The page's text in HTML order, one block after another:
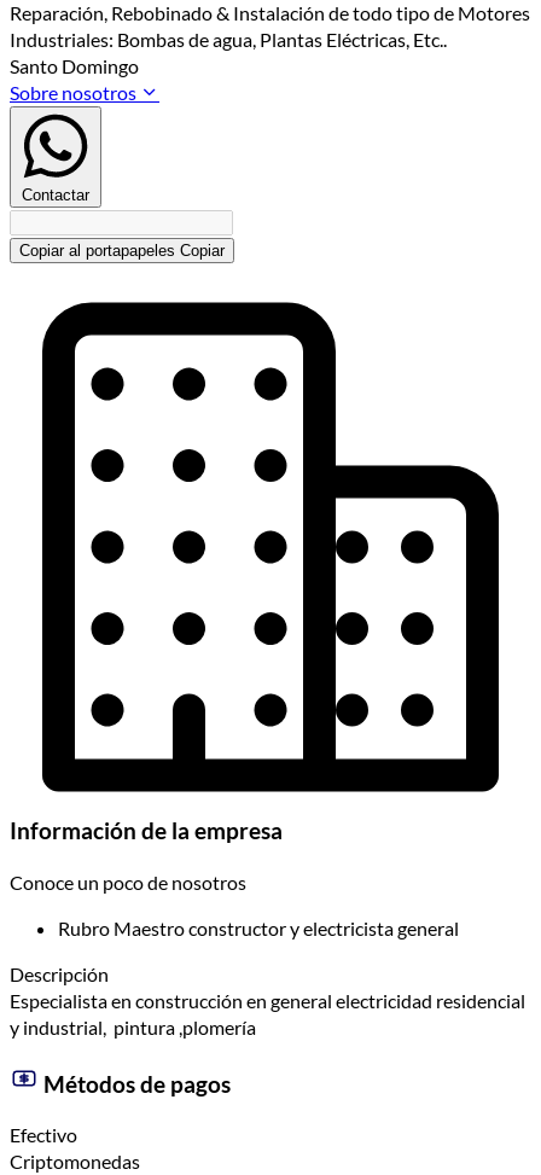
Reparación, Rebobinado & Instalación de todo tipo de Motores
Industriales: Bombas de agua, Plantas Eléctricas, Etc..
Santo Domingo
Sobre nosotros
Contactar
Copiar al portapapeles Copiar
Información de la empresa
Conoce un poco de nosotros
Rubro Maestro constructor y electricista general
Descripción
Especialista en construcción en general electricidad residencial
y industrial, pintura ,plomería
Métodos de pagos
Efectivo
Criptomonedas